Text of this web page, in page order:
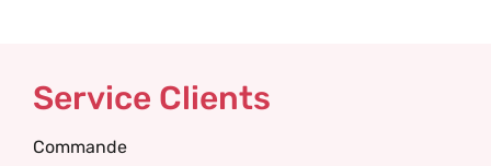
Service Clients
Commande